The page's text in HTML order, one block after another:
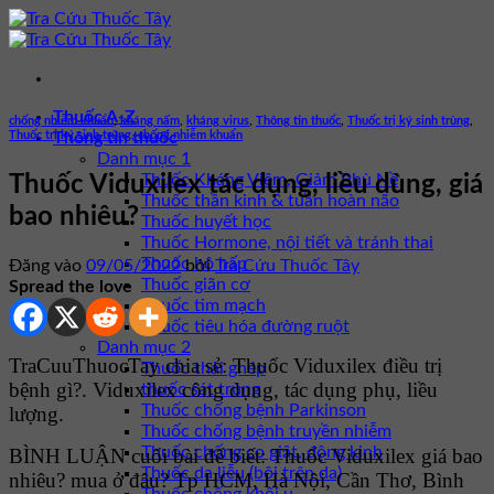
Bỏ
qua
dung
Thuốc A-Z
Thông tin thuốc
Danh mục 1
Thuốc Kháng Viêm, Giảm Phù Nề
Thuốc thần kinh & tuần hoàn não
Thuốc huyết học
Thuốc Hormone, nội tiết và tránh thai
Thuốc hô hấp
Thuốc giãn cơ
Thuốc tim mạch
Thuốc tiêu hóa đường ruột
Danh mục 2
Thuốc thải ghép
thuốc sát trùng
Thuốc chống bệnh Parkinson
Thuốc chống bệnh truyền nhiễm
Thuốc chống co giật, động kinh
Thuốc da liễu (bôi trên da)
chống nhiễm khuẩn,kháng nấm kháng virus Thông tin thuốc Thuốc trị ký sinh trùng
Thuốc trị ký sinh trùng, chống nhiễm khuẩn
Thuốc Viduxilex tác dụng, liều dùng, giá
bao nhiêu?
Đăng vào 09/05/2022 bởiTra Cứu Thuốc Tây
Spread the love
TraCuuThuocTay chia sẻ: Thuốc Viduxilex điều trị
bệnh gì?. Viduxilex công dụng, tác dụng phụ, liều
lượng.
BÌNH LUẬN cuối bài để biết: Thuốc Viduxilex giá bao
nhiêu? mua ở đâu? Tp HCM, Hà Nội, Cần Thơ, Bình